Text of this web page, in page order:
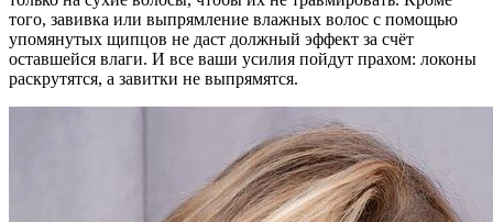
того, завивка или выпрямление влажных волос с помощью
упомянутых щипцов не даст должный эффект за счёт
оставшейся влаги. И все ваши усилия пойдут прахом: локоны
раскрутятся, а завитки не выпрямятся.